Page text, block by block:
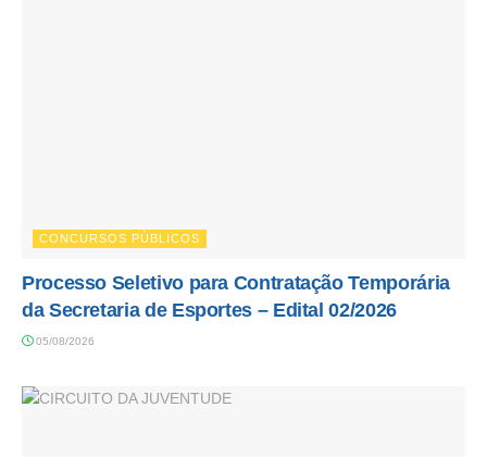
CONCURSOS PÚBLICOS
Processo Seletivo para Contratação Temporária
da Secretaria de Esportes – Edital 02/2026
05/08/2026